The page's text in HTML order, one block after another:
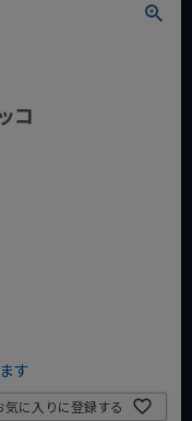
コ
す
気に入りに登録する